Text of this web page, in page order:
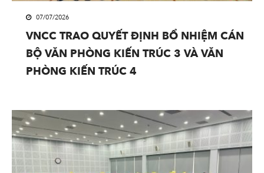
07/07/2026
VNCC TRAO QUYẾT ĐỊNH BỔ NHIỆM CÁN
BỘ VĂN PHÒNG KIẾN TRÚC 3 VÀ VĂN
PHÒNG KIẾN TRÚC 4